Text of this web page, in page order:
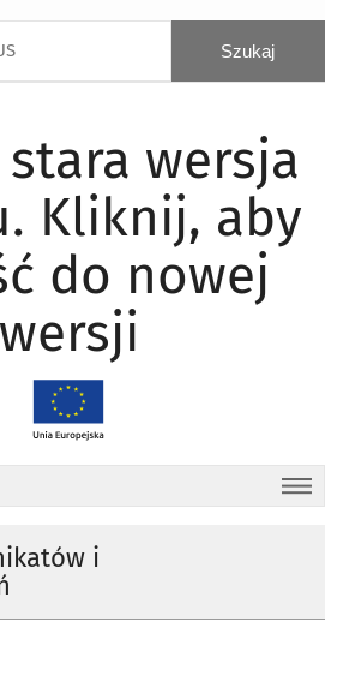
wersja
Kliknij, aby
do nowej
wersji
i